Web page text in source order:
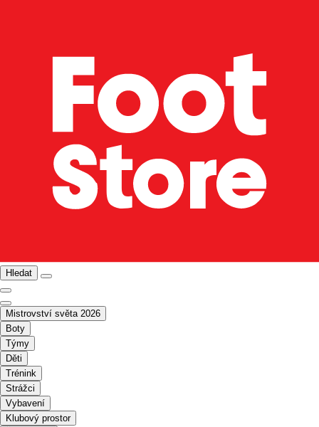
Hledat
Mistrovství světa 2026
Boty
Týmy
Děti
Trénink
Strážci
Vybavení
Klubový prostor